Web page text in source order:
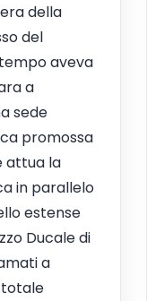
della
del
aveva
a
sede
promossa
attua la
in parallelo
estense
Ducale di
a
totale